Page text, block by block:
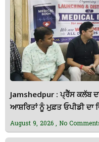
Jamshedpur : ਪ੍ਰੈੱਸ ਕਲੱਬ
ਆਸ਼ਰਿਤਾਂ ਨੂੰ ਮੁਫ਼ਤ ਓਪੀਡੀ ਦਾ
August 9, 2026 No